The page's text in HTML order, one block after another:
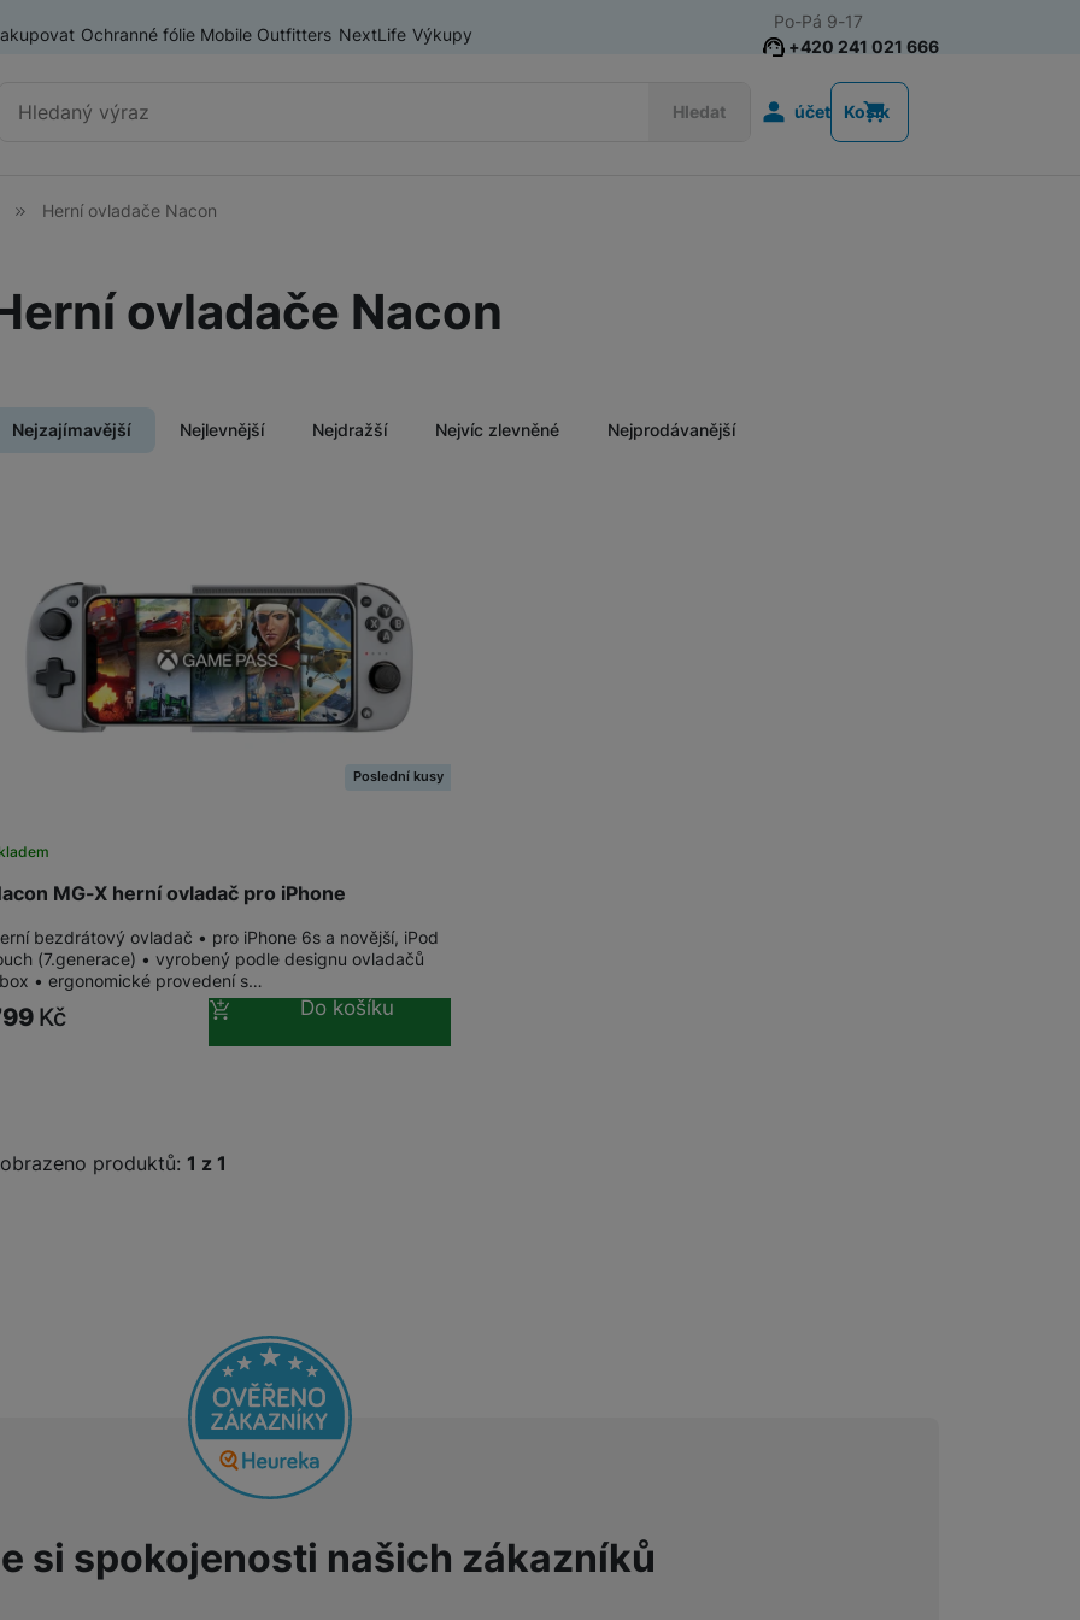
Ochranné fólie Mobile Outfitters NextLife Výkupy
Vyhledávání Hledat
Nintendo Switch
Herní sluchátka
Herní myši
Herní klávesnice
Dokovací stanice
+420 241 021 666
Po-Pá 9-17
Uživatelská
účet Košík
Herní ovladače Nacon
ovladače Nacon
Nejzajímavější Nejlevnější Nejdražší Nejvíc zlevněné Nejprodávanější
MG-X herní ovladač pro iPhone
Poslední kusy
bezdrátový ovladač • pro iPhone 6s a novější, iPod
(7.generace) • vyrobený podle designu ovladačů
• ergonomické provedení s…
Kč Do košíku
produktů: z 1
si spokojenosti našich zákazníků